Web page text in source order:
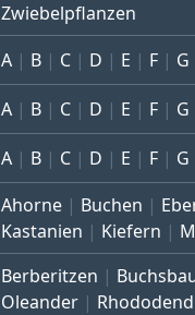
Zwiebelpflanzen
A B C D E F G
A B C D E F G
A B C D E F G
Ahorne Buchen
Kastanien
Kiefern
Berberitzen
Oleander